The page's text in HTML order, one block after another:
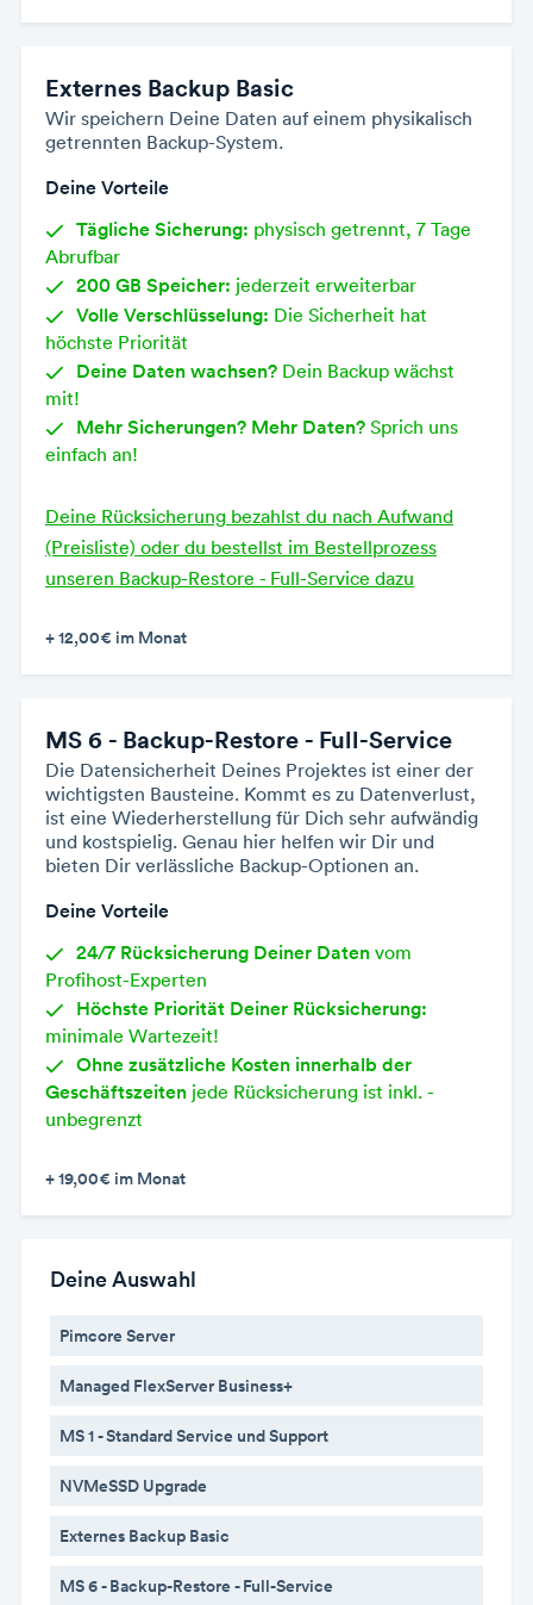
Externes Backup Basic
Wir speichern Deine Daten auf einem physikalisch
getrennten Backup-System.
Deine Vorteile
Tägliche Sicherung: physisch getrennt, 7 Tage
Abrufbar
200 GB Speicher: jederzeit erweiterbar
Volle Verschlüsselung: Die Sicherheit hat
höchste Priorität
Deine Daten wachsen? Dein Backup wächst
mit!
Mehr Sicherungen? Mehr Daten? Sprich uns
einfach an!
Deine Rücksicherung bezahlst du nach Aufwand
(Preisliste) oder du bestellst im Bestellprozess
unseren Backup-Restore - Full-Service dazu
+ 12,00€ im Monat
MS 6 - Backup-Restore - Full-Service
Die Datensicherheit Deines Projektes ist einer der
wichtigsten Bausteine. Kommt es zu Datenverlust,
ist eine Wiederherstellung für Dich sehr aufwändig
und kostspielig. Genau hier helfen wir Dir und
bieten Dir verlässliche Backup-Optionen an.
Deine Vorteile
24/7 Rücksicherung Deiner Daten vom
Profihost-Experten
Höchste Priorität Deiner Rücksicherung:
minimale Wartezeit!
Ohne zusätzliche Kosten innerhalb der
Geschäftszeiten jede Rücksicherung ist inkl. -
unbegrenzt
+ 19,00€ im Monat
Deine Auswahl
Pimcore Server
Managed FlexServer Business+
MS 1 - Standard Service und Support
NVMeSSD Upgrade
Externes Backup Basic
MS 6 - Backup-Restore - Full-Service